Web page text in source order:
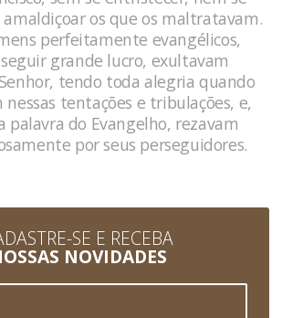
os que os maltratavam.
perfeitamente evangélicos,
grande lucro, exultavam
tendo toda alegria quando
tentações e tribulações, e,
palavra do Evangelho, rezavam
por seus perseguidores.
SE E RECEBA
NOVIDADES